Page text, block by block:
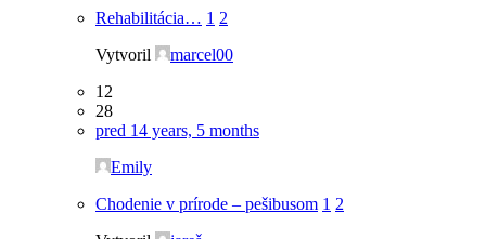
Rehabilitácia… 1 2
Vytvoril
marcel00
12
28
pred 14 years, 5 months
Emily
Chodenie v prírode – pešibusom 1 2